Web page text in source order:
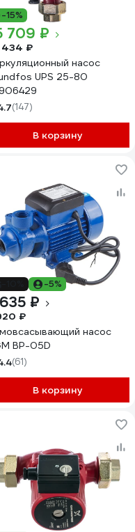
-15%
709 ₽
434 ₽
насос
UPS 25-80
(147)
В корзину
-5%
₽
₽
насос
BP-05D
(61)
В корзину